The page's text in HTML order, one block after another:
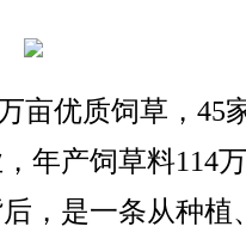
优质饲草，45
年产饲草料114
，是一条从种植